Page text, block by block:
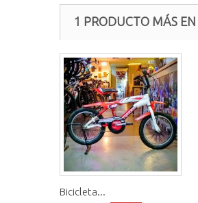
1 PRODUCTO MÁS
Bicicleta...